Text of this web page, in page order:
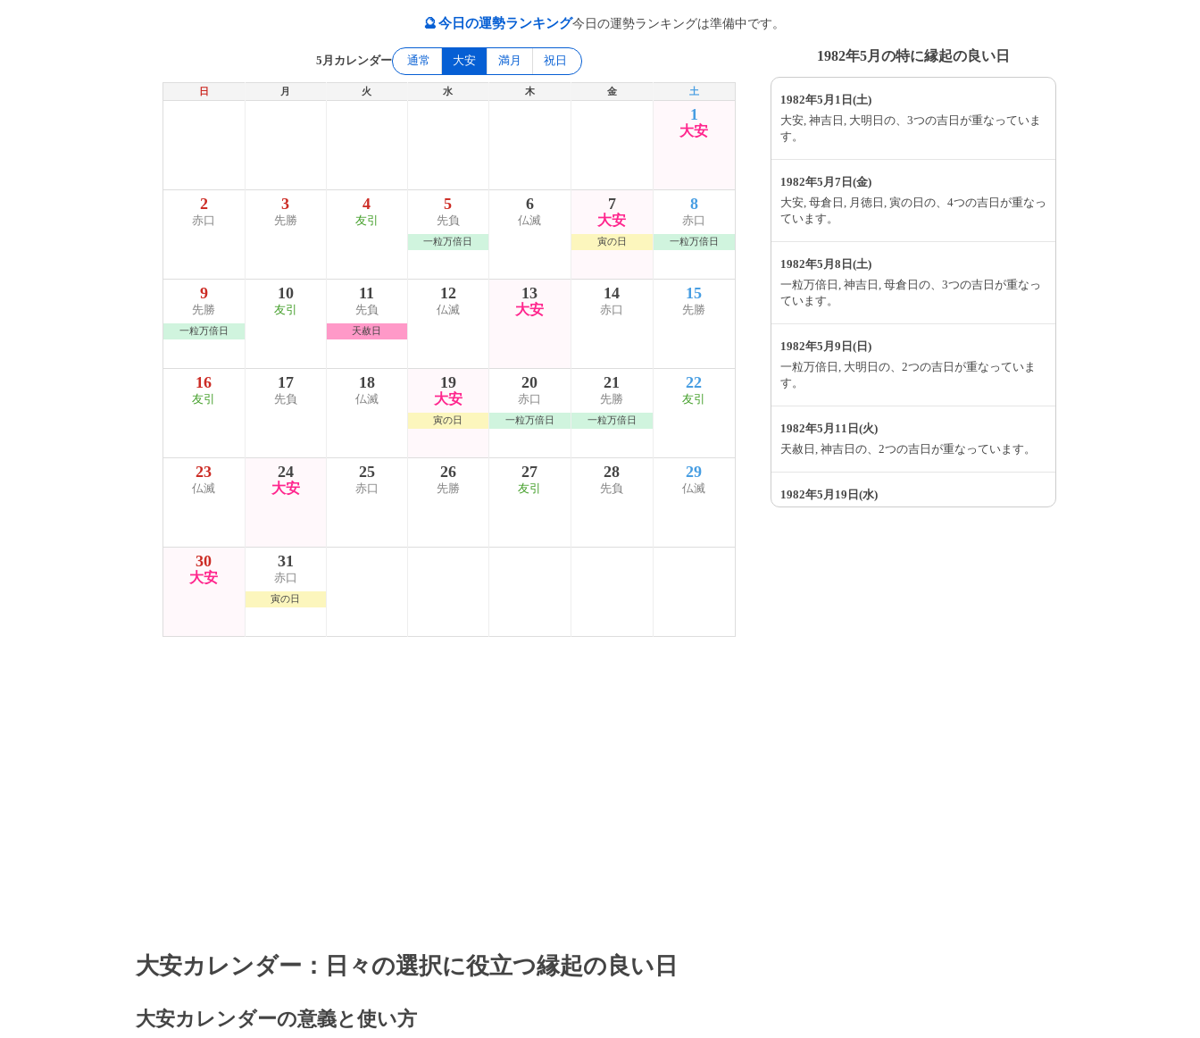
🔮今日の運勢ランキング今日の運勢ランキングは準備中です。
5月カレンダー 通常 大安 満月 祝日
日 月 火 水 木 金 土
1
大安
2
赤口
3
先勝
4
友引
5
先負
一粒万倍日
6
仏滅
7
大安
寅の日
8
赤口
一粒万倍日
9
先勝
一粒万倍日
10
友引
11
先負
天赦日
12
仏滅
13
大安
14
赤口
15
先勝
16
友引
17
先負
18
仏滅
19
大安
寅の日
20
赤口
一粒万倍日
21
先勝
一粒万倍日
22
友引
23
仏滅
24
大安
25
赤口
26
先勝
27
友引
28
先負
29
仏滅
30
大安
31
赤口
寅の日
1982年5月の特に縁起の良い日
1982年5月1日(土)
大安, 神吉日, 大明日の、3つの吉日が重なっていま
す。
1982年5月7日(金)
大安, 母倉日, 月徳日, 寅の日の、4つの吉日が重なっ
ています。
1982年5月8日(土)
一粒万倍日, 神吉日, 母倉日の、3つの吉日が重なっ
ています。
1982年5月9日(日)
一粒万倍日, 大明日の、2つの吉日が重なっていま
す。
1982年5月11日(火)
天赦日, 神吉日の、2つの吉日が重なっています。
1982年5月19日(水)
大安カレンダー：日々の選択に役立つ縁起の良い日
大安カレンダーの意義と使い方